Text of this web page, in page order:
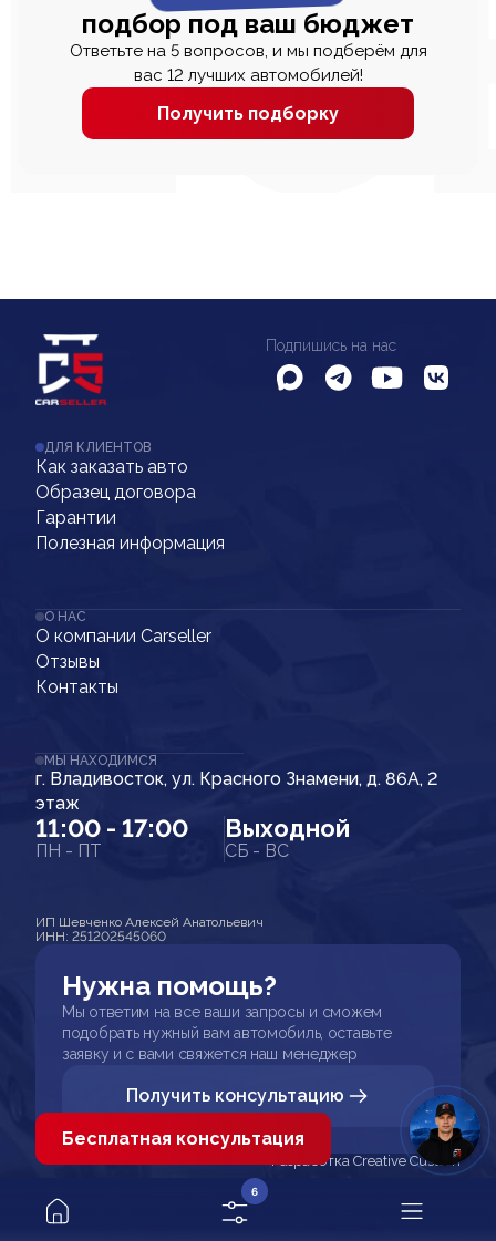
подбор под ваш бюджет
Ответьте на 5 вопросов, и мы подберём для
вас 12 лучших автомобилей!
Получить подборку
Подпишись на нас
ДЛЯ КЛИЕНТОВ
Как заказать авто
Образец договора
Гарантии
Полезная информация
О НАС
О компании Carseller
Отзывы
Контакты
МЫ НАХОДИМСЯ
г. Владивосток, ул. Красного Знамени, д. 86А, 2
этаж
11:00 - 17:00
ПН - ПТ
Выходной
СБ - ВС
ИП Шевченко Алексей Анатольевич
ИНН: 251202545060
Нужна помощь?
Мы ответим на все ваши запросы и сможем
подобрать нужный вам автомобиль, оставьте
заявку и с вами свяжется наш менеджер
Получить консультацию
Разработка Creative Custom
6
Бесплатная консультация